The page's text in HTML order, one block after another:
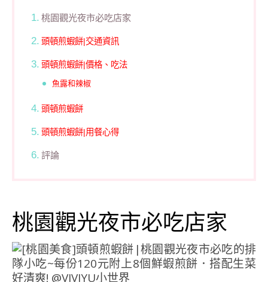
桃園觀光夜市必吃店家
頭頓煎蝦餅|交通資訊
頭頓煎蝦餅|價格、吃法
魚露和辣椒
頭頓煎蝦餅
頭頓煎蝦餅|用餐心得
評論
桃園觀光夜市必吃店家